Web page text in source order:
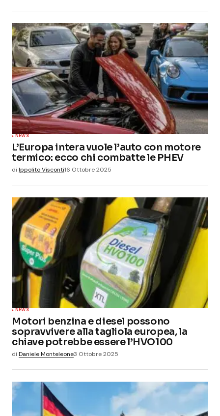
NEWS
L’Europa intera vuole l’auto con motore
termico: ecco chi combatte le PHEV
di Ippolito Visconti16 Ottobre 2025
NEWS
Motori benzina e diesel possono
sopravvivere alla tagliola europea, la
chiave potrebbe essere l’HVO100
di Daniele Monteleone3 Ottobre 2025